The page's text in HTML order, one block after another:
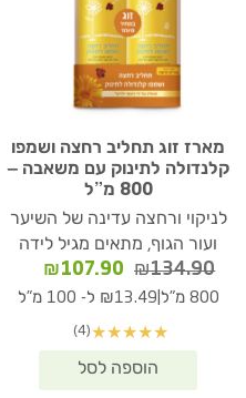
מארז זוג תחליב רחצה ושמפו
קלנדולה לתינוק עם משאבה –
800 מ”ל
לניקוי ורחצה עדינה של השיער
ועור הגוף, מתאים מגיל לידה
₪134.90
המחיר
המקורי
₪134.90.
₪107.90
המחיר
הנוכחי
800 מ"ל ₪13.49 ל- 100 מ"ל
★
★
★
★
★
(4)